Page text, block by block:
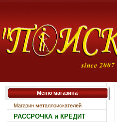
Меню магазина
Магазин металлоискателей
РАССРОЧКА и КРЕДИТ